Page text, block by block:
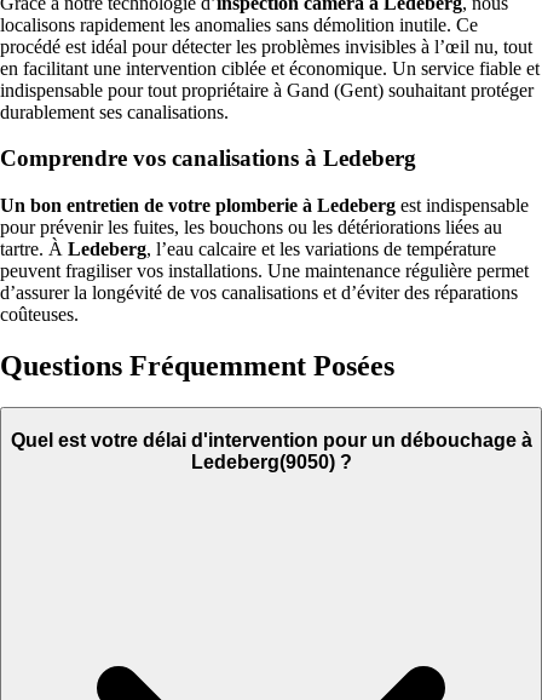
localisons rapidement les anomalies sans démolition inutile. Ce
procédé est idéal pour détecter les problèmes invisibles à l’œil nu, tout
en facilitant une intervention ciblée et économique. Un service fiable et
indispensable pour tout propriétaire à Gand (Gent) souhaitant protéger
durablement ses canalisations.
Comprendre vos canalisations à Ledeberg
Un bon entretien de votre plomberie à Ledeberg est indispensable
pour prévenir les fuites, les bouchons ou les détériorations liées au
tartre. À Ledeberg, l’eau calcaire et les variations de température
peuvent fragiliser vos installations. Une maintenance régulière permet
d’assurer la longévité de vos canalisations et d’éviter des réparations
coûteuses.
Questions Fréquemment Posées
Quel est votre délai d'intervention pour un débouchage à
Ledeberg(9050) ?